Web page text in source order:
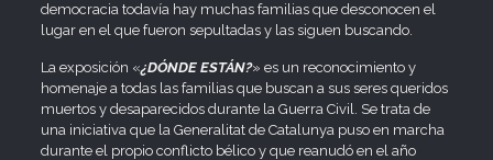
democracia todavía hay muchas familias que desconocen el
lugar en el que fueron sepultadas y las siguen buscando.
La exposición «¿DÓNDE ESTÁN?» es un reconocimiento y
homenaje a todas las familias que buscan a sus seres queridos
muertos y desaparecidos durante la Guerra Civil. Se trata de
una iniciativa que la Generalitat de Catalunya puso en marcha
durante el propio conflicto bélico y que reanudó en el año